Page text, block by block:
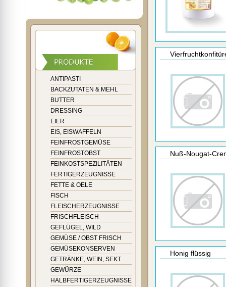
ANTIPASTI
BACKZUTATEN & MEHL
BUTTER
DRESSING
EIER
EIS, EISWAFFELN
FEINFROSTGEMÜSE
FEINFROSTOBST
FEINKOSTSPEZILITÄTEN
FERTIGERZEUGNISSE
FETTE & OELE
FISCH
FLEISCHERZEUGNISSE
FRISCHFLEISCH
GEFLÜGEL, WILD
GEMÜSE / OBST FRISCH
GEMÜSEKONSERVEN
GETRÄNKE, WEIN, SEKT
GEWÜRZE
HALBFERTIGERZEUGNISSE
Nuß-Nougat-
Honig flüssig